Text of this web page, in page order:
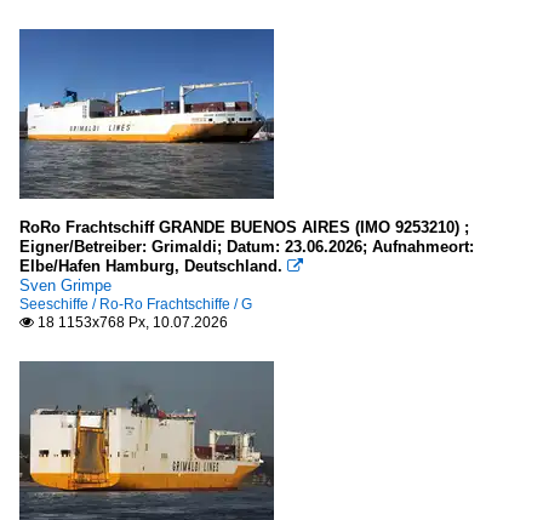
Unternehmen
Grimaldi Group
Niederlande
Spliethoff Group, Amsterdam
RoRo Frachtschiff GRANDE BUENOS AIRES (IMO 9253210) ;
Eigner/Betreiber: Grimaldi; Datum: 23.06.2026; Aufnahmeort:
Elbe/Hafen Hamburg, Deutschland. 
Sven Grimpe
Seeschiffe / Ro-Ro Frachtschiffe / G
 18 1153x768 Px, 10.07.2026